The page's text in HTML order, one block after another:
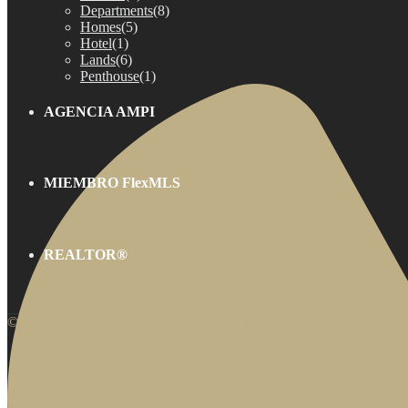
Departments(8)
Homes(5)
Hotel(1)
Lands(6)
Penthouse(1)
AGENCIA AMPI
MIEMBRO FlexMLS
REALTOR®
© 2025 | CENTURY 21 Riviera Realty. Todos los derechos